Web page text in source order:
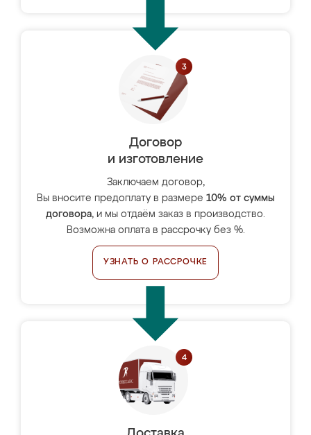
Договор
и изготовление
Заключаем договор,
Вы вносите предоплату в размере 10% от суммы
договора, и мы отдаём заказ в производство.
Возможна оплата в рассрочку без %.
УЗНАТЬ О РАССРОЧКЕ